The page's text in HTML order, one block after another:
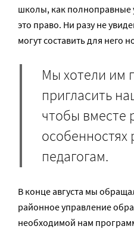
школы, как полноправные
это право. Ни разу не
могут составить для него
Мы хотели им
пригласить
чтобы вместе
особенностях
педагогам.
В конце августа мы
районное управление
необходимой нам